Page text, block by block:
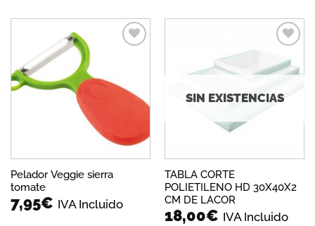
deseos
Pelador Veggie sierra
tomate
7,95€ IVA Incluido
a la
SIN EXISTENCIAS
TABLA CORTE
POLIETILENO HD 30X40X2
CM DE LACOR
18,00€ IVA Incluido